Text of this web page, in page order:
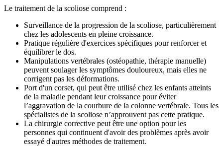
Le traitement de la scoliose comprend :
Surveillance de la progression de la scoliose, particulièrement
chez les adolescents en pleine croissance.
Pratique régulière d'exercices spécifiques pour renforcer et
équilibrer le dos.
Manipulations vertébrales (ostéopathie, thérapie manuelle)
peuvent soulager les symptômes douloureux, mais elles ne
corrigent pas les déformations.
Port d'un corset, qui peut être utilisé chez les enfants atteints
de la maladie pendant leur croissance pour éviter
l’aggravation de la courbure de la colonne vertébrale. Tous les
spécialistes de la scoliose n’approuvent pas cette pratique.
La chirurgie corrective peut être une option pour les
personnes qui continuent d'avoir des problèmes après avoir
essayé d'autres méthodes de traitement.